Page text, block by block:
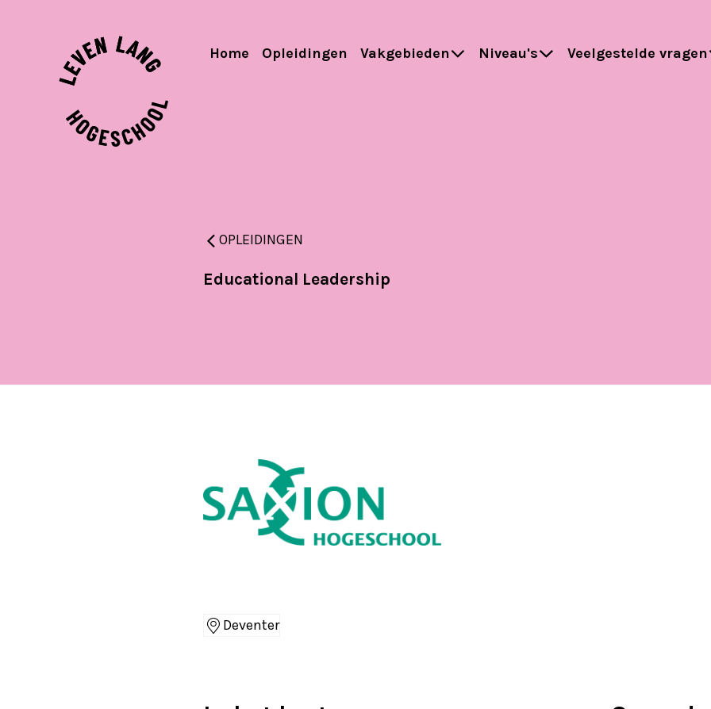
Home Opleidingen Vakgebieden Niveau's Veelgestelde vragen
OPLEIDINGEN
Educational Leadership
Deventer